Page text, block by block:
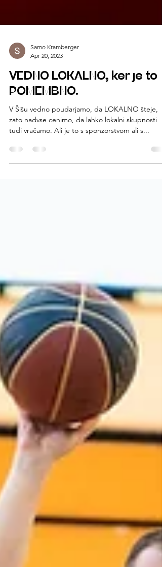
Apr 20, 2023
VEDNO LOKALNO, ker je to
POMEMBNO.
V Šišu vedno poudarjamo, da LOKALNO šteje,
tudi vračamo. Ali je to s sponzorstvom ali s...